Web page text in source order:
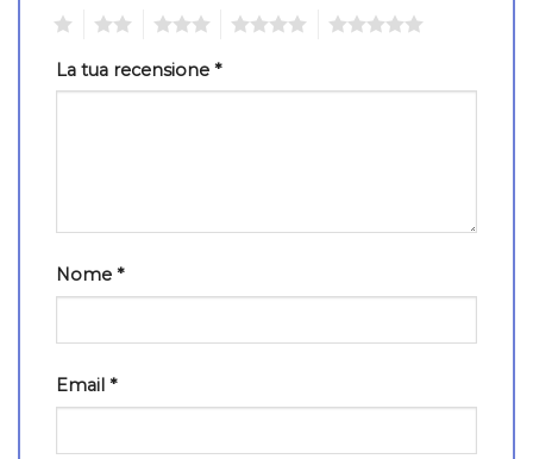
La tua recensione *
Nome *
Email *